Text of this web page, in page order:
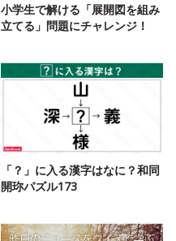
小学生で解ける「展開図を組み
立てる」問題にチャレンジ！
「？」に入る漢字はなに？和同
開珎パズル173